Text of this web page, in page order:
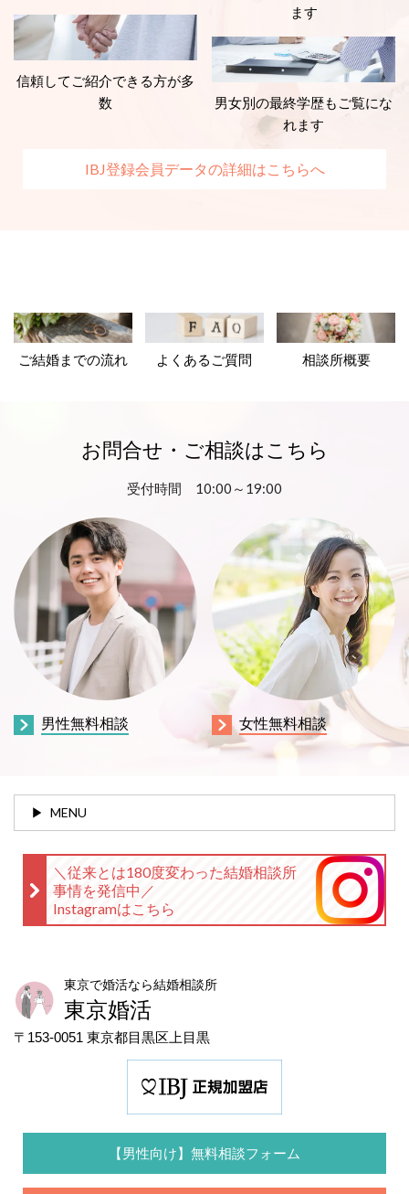
信頼してご紹介できる方が多
数
ます
男女別の最終学歴もご覧にな
れます
IBJ登録会員データの詳細はこちらへ
ご結婚までの流れ よくあるご質問 相談所概要
お問合せ・ご相談はこちら
受付時間 10:00～19:00
男性無料相談 女性無料相談
MENU
＼従来とは180度変わった結婚相談所
事情を発信中／
Instagramはこちら
東京で婚活なら結婚相談所
東京婚活
〒153-0051 東京都目黒区上目黒
【男性向け】無料相談フォーム